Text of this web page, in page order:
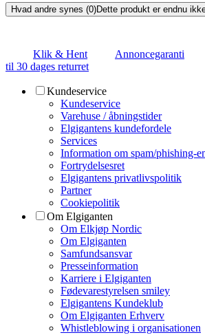
Hvad andre synes (0)Dette produkt er endnu
Klik & Hent Annoncegaranti
til 30 dages returret
Kundeservice
Kundeservice
Varehuse / åbningstider
Elgigantens kundefordele
Services
Information om spam/phishing-
Fortrydelsesret
Elgigantens privatlivspolitik
Partner
Cookiepolitik
Om Elgiganten
Om Elkjøp Nordic
Om Elgiganten
Samfundsansvar
Presseinformation
Karriere i Elgiganten
Fødevarestyrelsen smiley
Elgigantens Kundeklub
Om Elgiganten Erhverv
Whistleblowing i organisationen